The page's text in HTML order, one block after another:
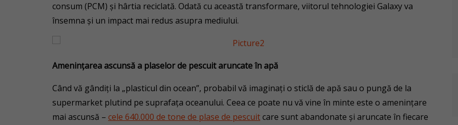
consum (PCM) și hârtia reciclată. Odată cu această transformare, viitorul tehnologiei Galaxy va
însemna și un impact mai redus asupra mediului.
Amenințarea ascunsă a plaselor de pescuit aruncate în apă
Când vă gândiți la „plasticul din ocean”, probabil vă imaginați o sticlă de apă sau o pungă de la
supermarket plutind pe suprafața oceanului. Ceea ce poate nu vă vine în minte este o amenințare
mai ascunsă – cele 640.000 de tone de plase de pescuitcare sunt abandonate și aruncate în fiecare